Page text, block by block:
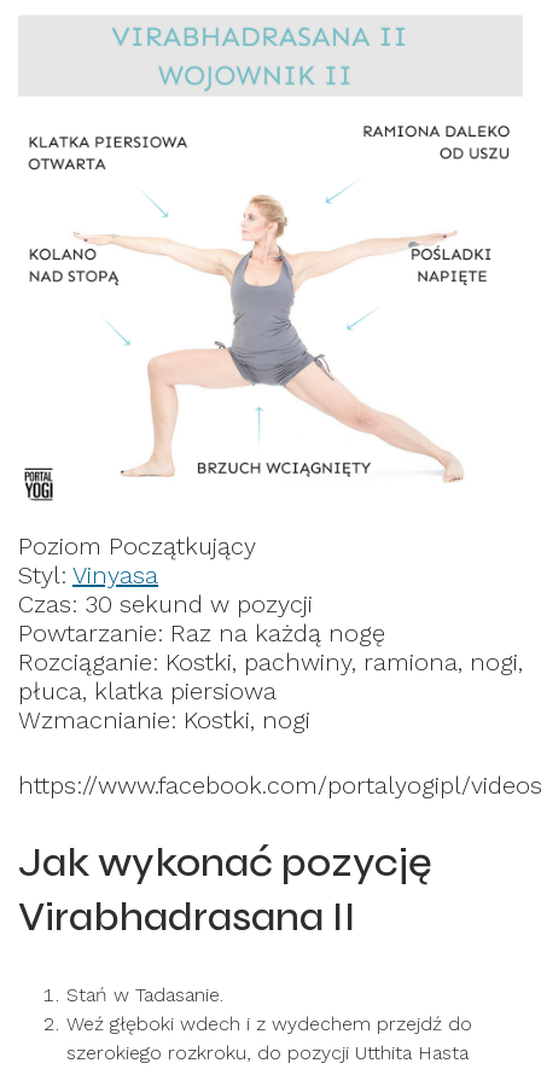
Poziom Początkujący
Styl: Vinyasa
Czas: 30 sekund w pozycji
Powtarzanie: Raz na każdą nogę
Rozciąganie: Kostki, pachwiny, ramiona, nogi,
płuca, klatka piersiowa
Wzmacnianie: Kostki, nogi
https://www.facebook.com/portalyogipl/
Jak wykonać pozycję
Virabhadrasana II
Stań w Tadasanie.
Weź głęboki wdech i z wydechem przejdź do
szerokiego rozkroku, do pozycji Utthita Hasta